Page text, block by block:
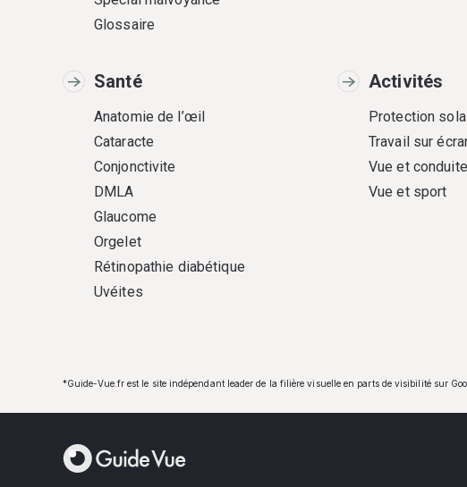
Glossaire
Santé
Anatomie de l’œil
Cataracte
Conjonctivite
DMLA
Glaucome
Orgelet
Rétinopathie diabétique
Uvéites
Activités
Protection
Travail sur
Vue et conduite
Vue et sport
*Guide-Vue.fr est le site indépendant leader de la filière visuelle en parts de visibilité sur